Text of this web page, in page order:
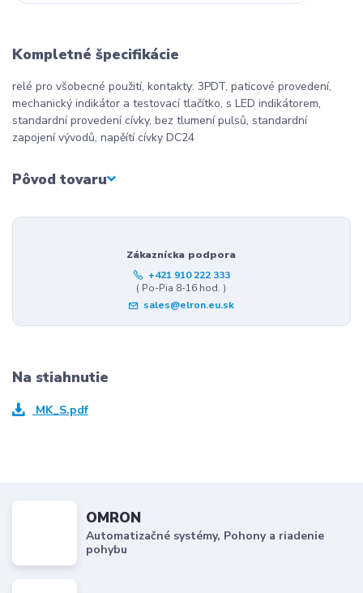
Kompletné špecifikácie
relé pro všobecné použití, kontakty: 3PDT, paticové provedení,
mechanický indikátor a testovací tlačítko, s LED indikátorem,
standardní provedení cívky, bez tlumení pulsů, standardní
zapojení vývodů, napěítí cívky DC24
Pôvod tovaru
Zákaznícka podpora
+421 910 222 333
( Po-Pia 8-16 hod. )
sales@elron.eu.sk
Na stiahnutie
MK_S.pdf
OMRON
Automatizačné systémy, Pohony a riadenie
pohybu